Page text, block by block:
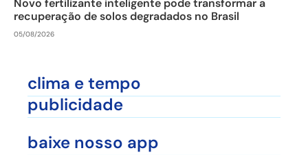
Novo fertilizante inteligente pode transformar a
recuperação de solos degradados no Brasil
05/08/2026
clima e tempo
publicidade
baixe nosso app